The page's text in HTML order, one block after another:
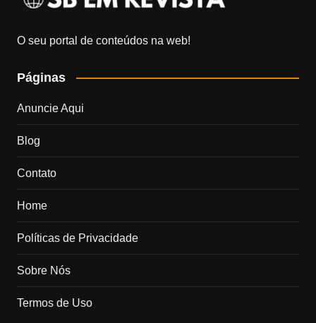
O seu portal de conteúdos na web!
Páginas
Anuncie Aqui
Blog
Contato
Home
Políticas de Privacidade
Sobre Nós
Termos de Uso